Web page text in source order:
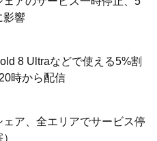
影響
8 Ultraなどで使える5%割
時から配信
ェア、全エリアでサービス停